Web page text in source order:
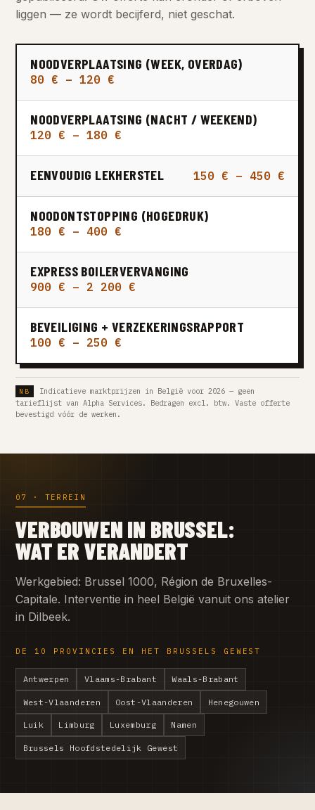
liggen — ze wordt becijferd, niet geschat.
NOODVERPLAATSING (WEEK, OVERDAG)
80 € – 120 €
NOODVERPLAATSING (NACHT / WEEKEND)
120 € – 180 €
EENVOUDIG LEKHERSTEL 150 € – 450 €
NOODONTSTOPPING (HOGEDRUK)
180 € – 400 €
EXPRESS BOILERVERVANGING
900 € – 2 200 €
BEVEILIGING + VERZEKERINGSRAPPORT
100 € – 250 €
Indicatieve marktprijzen in België voor 2026 — geen
tarieflijst van Alpha Services. Bedragen excl. btw. Vaste offerte
bevestigd vóór de werken.
07 · TERREIN
VERBOUWEN IN BRUSSEL:
WAT ER VERANDERT
Werkgebied: Brussel 1000, Région de Bruxelles-
Capitale. Interventie in heel België vanuit ons atelier
in Dilbeek.
DE 10 PROVINCIES EN HET BRUSSELS GEWEST
Antwerpen Vlaams-Brabant Waals-Brabant
West-Vlaanderen Oost-Vlaanderen Henegouwen
Luik Limburg Luxemburg Namen
Brussels Hoofdstedelijk Gewest